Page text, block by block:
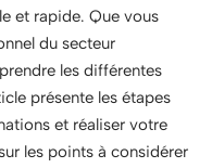
et rapide. Que vous
du secteur
les différentes
présente les étapes
et réaliser votre
les points à considérer